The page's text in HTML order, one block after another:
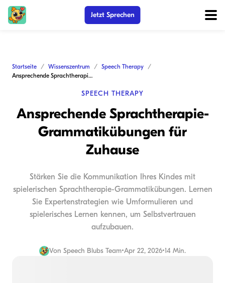
Jetzt Sprechen
Startseite Wissenszentrum
Speech Therapy
Ansprechende Sprachtherapie-Grammatikübungen für Zuhause
SPEECH THERAPY
Ansprechende Sprachtherapie-
Grammatikübungen für
Zuhause
Stärken Sie die Kommunikation Ihres Kindes mit
spielerischen Sprachtherapie-Grammatikübungen. Lernen
Sie Expertenstrategien wie Umformulieren und
spielerisches Lernen kennen, um Selbstvertrauen
aufzubauen.
Von Speech Blubs Team•Apr 22, 2026•14 Min.